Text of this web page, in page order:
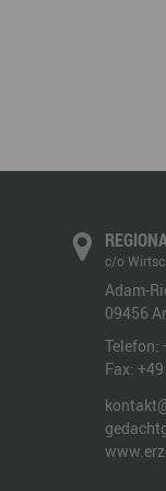
c/o
Adam-
09456
Telefon:
Fax: